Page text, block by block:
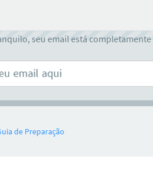
seu email está completamente
de Preparação